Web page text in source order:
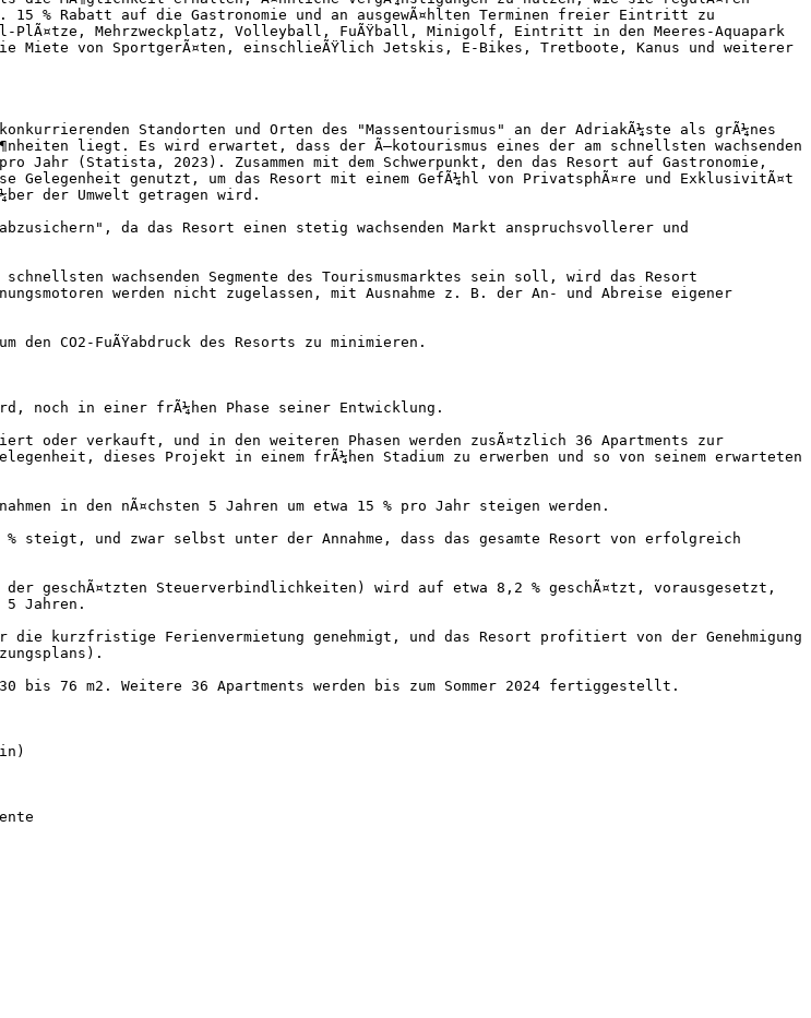
15 % Rabatt auf die Gastronomie und an ausgewÃ¤hlten Terminen freier Eintritt zu
PlÃ¤tze, Mehrzweckplatz, Volleyball, FuÃŸball, Minigolf, Eintritt in den Meeres-Aquapark
Miete von SportgerÃ¤ten, einschlieÃŸlich Jetskis, E-Bikes, Tretboote, Kanus und weiterer
Standorten und Orten des "Massentourismus" an der AdriakÃ¼ste als grÃ¼nes
liegt. Es wird erwartet, dass der Ã–kotourismus eines der am schnellsten wachsenden
Jahr (Statista, 2023). Zusammen mit dem Schwerpunkt, den das Resort auf Gastronomie,
genutzt, um das Resort mit einem GefÃ¼hl von PrivatsphÃ¤re und ExklusivitÃ¤t
der Umwelt getragen wird.
da das Resort einen stetig wachsenden Markt anspruchsvollerer und
wachsenden Segmente des Tourismusmarktes sein soll, wird das Resort
werden nicht zugelassen, mit Ausnahme z. B. der An- und Abreise eigener
CO2-FuÃŸabdruck des Resorts zu minimieren.
noch in einer frÃ¼hen Phase seiner Entwicklung.
oder verkauft, und in den weiteren Phasen werden zusÃ¤tzlich 36 Apartments zur
dieses Projekt in einem frÃ¼hen Stadium zu erwerben und so von seinem erwarteten
in den nÃ¤chsten 5 Jahren um etwa 15 % pro Jahr steigen werden.
steigt, und zwar selbst unter der Annahme, dass das gesamte Resort von erfolgreich
geschÃ¤tzten Steuerverbindlichkeiten) wird auf etwa 8,2 % geschÃ¤tzt, vorausgesetzt,
Jahren.
die kurzfristige Ferienvermietung genehmigt, und das Resort profitiert von der Genehmigung
bis 76 m2. Weitere 36 Apartments werden bis zum Sommer 2024 fertiggestellt.